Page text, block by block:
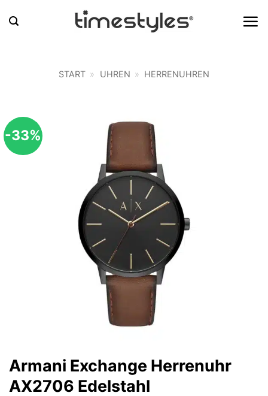
Inhalt
START » UHREN » HERRENUHREN
-33%
Armani Exchange Herrenuhr
AX2706 Edelstahl